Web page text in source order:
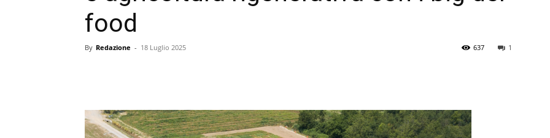
food
By Redazione - 18 Luglio 2025 1
637